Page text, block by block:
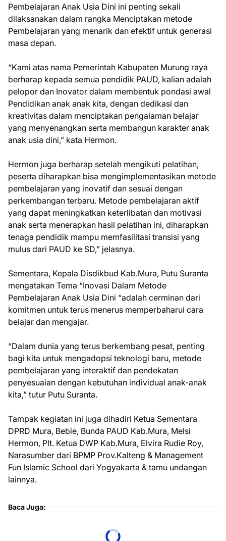
Pembelajaran Anak Usia Dini ini penting sekali
dilaksanakan dalam rangka Menciptakan metode
Pembelajaran yang menarik dan efektif untuk generasi
masa depan.
“Kami atas nama Pemerintah Kabupaten Murung raya
berharap kepada semua pendidik PAUD, kalian adalah
pelopor dan Inovator dalam membentuk pondasi awal
Pendidikan anak anak kita, dengan dedikasi dan
kreativitas dalam menciptakan pengalaman belajar
yang menyenangkan serta membangun karakter anak
anak usia dini,” kata Hermon.
Hermon juga berharap setelah mengikuti pelatihan,
peserta diharapkan bisa mengimplementasikan metode
pembelajaran yang inovatif dan sesuai dengan
perkembangan terbaru. Metode pembelajaran aktif
yang dapat meningkatkan keterlibatan dan motivasi
anak serta menerapkan hasil pelatihan ini, diharapkan
tenaga pendidik mampu memfasilitasi transisi yang
mulus dari PAUD ke SD,” jelasnya.
Sementara, Kepala Disdikbud Kab.Mura, Putu Suranta
mengatakan Tema “Inovasi Dalam Metode
Pembelajaran Anak Usia Dini “adalah cerminan dari
komitmen untuk terus menerus memperbaharui cara
belajar dan mengajar.
“Dalam dunia yang terus berkembang pesat, penting
bagi kita untuk mengadopsi teknologi baru, metode
pembelajaran yang interaktif dan pendekatan
penyesuaian dengan kebutuhan individual anak-anak
kita,” tutur Putu Suranta.
Tampak kegiatan ini juga dihadiri Ketua Sementara
DPRD Mura, Bebie, Bunda PAUD Kab.Mura, Melsi
Hermon, Plt. Ketua DWP Kab.Mura, Elvira Rudie Roy,
Narasumber dari BPMP Prov.Kalteng & Management
Fun Islamic School dari Yogyakarta & tamu undangan
lainnya.
Baca Juga: